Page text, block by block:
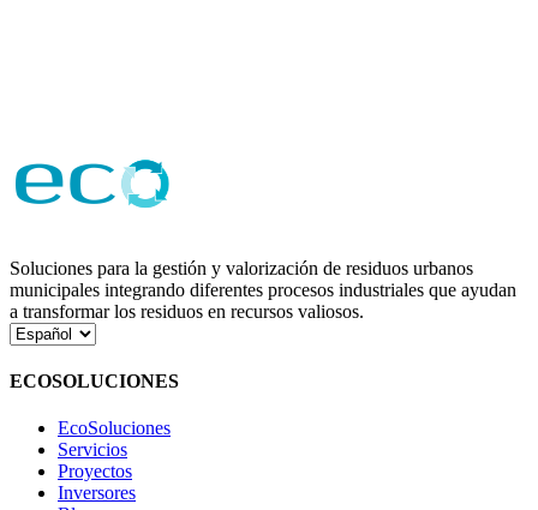
Soluciones para la gestión y valorización de residuos urbanos
municipales integrando diferentes procesos industriales que ayudan
a transformar los residuos en recursos valiosos.
Elegir
idioma
ECOSOLUCIONES
EcoSoluciones
Servicios
Proyectos
Inversores